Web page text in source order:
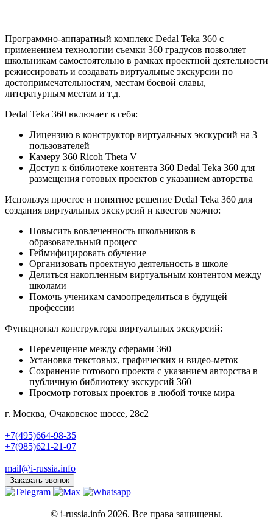
Программно-аппаратный комплекс Dedal Teka 360 с
применением технологии съемки 360 градусов позволяет
школьникам самостоятельно в рамках проектной деятельности
режиссировать и создавать виртуальные экскурсии по
достопримечательностям, местам боевой славы,
литературным местам и т.д.
Dedal Teka 360 включает в себя:
Лицензию в конструктор виртуальных экскурсий на 3
пользователей
Камеру 360 Ricoh Theta V
Доступ к библиотеке контента 360 Dedal Teka 360 для
размещения готовых проектов с указанием авторства
Используя простое и понятное решение Dedal Teka 360 для
создания виртуальных экскурсий и квестов можно:
Повысить вовлеченность школьников в
образовательный процесс
Геймифицировать обучение
Организовать проектную деятельность в школе
Делиться накопленным виртуальным контентом между
школами
Помочь ученикам самоопределиться в будущей
профессии
Функционал конструктора виртуальных экскурсий:
Перемещение между сферами 360
Установка текстовых, графических и видео-меток
Сохранение готового проекта с указанием авторства в
публичную библиотеку экскурсий 360
Просмотр готовых проектов в любой точке мира
г. Москва, Очаковское шоссе, 28с2
+7(495)664-98-35
+7(985)621-21-07
mail@i-russia.info
Заказать звонок
© i-russia.info 2026. Все права защищены.